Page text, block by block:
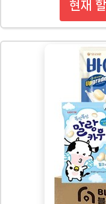
현재